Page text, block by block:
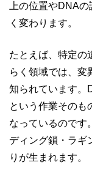
上の位置やDNA
く変わります。
たとえば、特定の
らく領域では、変
知られています。
という作業そのも
なっているのです
ディング鎖・ラギ
りが生まれます。